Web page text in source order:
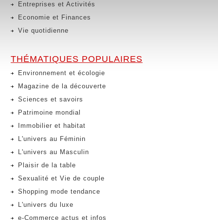
Entreprises et Activités
Economie et Finances
Vie quotidienne
THÉMATIQUES POPULAIRES
Environnement et écologie
Magazine de la découverte
Sciences et savoirs
Patrimoine mondial
Immobilier et habitat
L'univers au Féminin
L'univers au Masculin
Plaisir de la table
Sexualité et Vie de couple
Shopping mode tendance
L'univers du luxe
e-Commerce actus et infos